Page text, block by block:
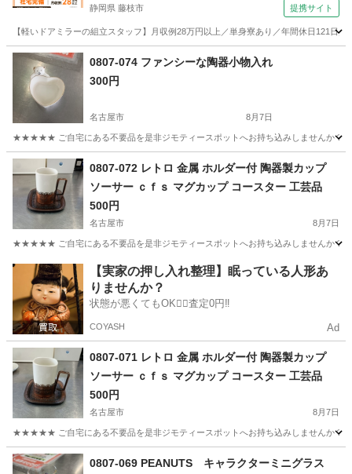
静岡県 藤枝市 提携サイト
【軽いドアミラーの組立スタッフ】月収例28万円以上／単身寮あり／年間休日121
静岡 藤枝市
0807-074 ファンシーな陶器小物入れ
300円
名古屋市 8月7日
★★★★★ ご自宅にある不要品を是非ジモティースポットへお持ち込みしませんか？
愛知 名古屋市 0807-072 レトロ 金属 ホルダー付 陶器製カップ
ソーサー ｃｆｓ マグカップ コースター 工芸品
500円
名古屋市 8月7日
★★★★★ ご自宅にある不要品を是非ジモティースポットへお持ち込みしませんか？
愛知 名古屋市 食器 工芸
【実家の押し入れ整理】眠っている人形あ
りませんか？
状態が悪くてもOK🙆‍♀️査定0円‼️
COYASH Ad
0807-071 レトロ 金属 ホルダー付 陶器製カップ
ソーサー ｃｆｓ マグカップ コースター 工芸品
500円
名古屋市 8月7日
★★★★★ ご自宅にある不要品を是非ジモティースポットへお持ち込みしませんか？
愛知 名古屋市 0807-069 PEANUTS キャラクターミニグラス